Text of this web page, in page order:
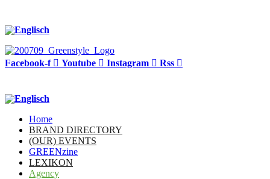
Facebook-f Youtube Instagram Rss
Home
BRAND DIRECTORY
(OUR) EVENTS
GREENzine
LEXIKON
Agency